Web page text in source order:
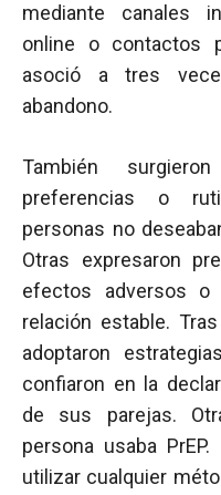
mediante canales
online o contactos
asoció a tres
abandono.
También
preferencias o
personas no
Otras expresaron
efectos adversos
relación estable.
adoptaron
confiaron en la
de sus parejas.
persona usaba
utilizar cualquier